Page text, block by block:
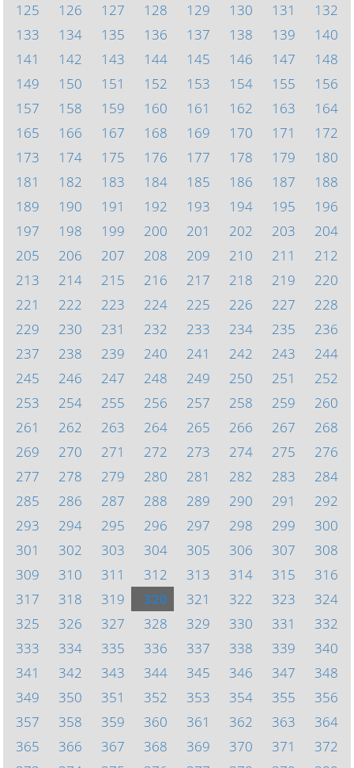
125
126 127 128 129 130 131
132
133
134 135 136 137 138 139
140
141
142 143 144 145 146 147
148
149
150 151 152 153 154 155
156
157
158 159 160 161 162 163
164
165
166 167 168 169 170 171
172
173
174 175 176 177 178 179
180
181
182 183 184 185 186 187
188
189
190 191 192 193 194 195
196
197
198 199 200 201 202 203
204
205
206 207 208 209 210 211
212
213
214 215 216 217 218 219
220
221
222 223 224 225 226 227
228
229
230 231 232 233 234 235
236
237
238 239 240 241 242 243
244
245
246 247 248 249 250 251
252
253
254 255 256 257 258 259
260
261
262 263 264 265 266 267
268
269
270 271 272 273 274 275
276
277
278 279 280 281 282 283
284
285
286 287 288 289 290 291
292
293
294 295 296 297 298 299
300
301
302 303 304 305 306 307
308
309
310 311 312 313 314 315
316
317
318 319 320 321 322 323
324
325
326 327 328 329 330 331
332
333
334 335 336 337 338 339
340
341
342 343 344 345 346 347
348
349
350 351 352 353 354 355
356
357
358 359 360 361 362 363
364
365
366 367 368 369 370 371
372